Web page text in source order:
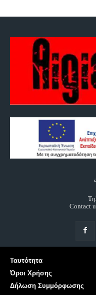
Contact
Ταυτότητα
Όροι Χρήσης
Δήλωση Συμμόρφωσης